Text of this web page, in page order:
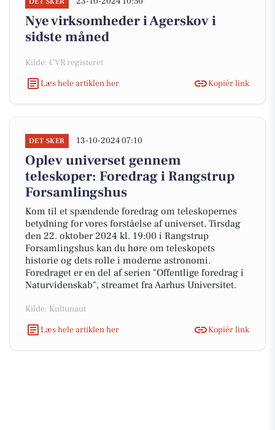
Nye virksomheder i Agerskov i
sidste måned
Kilde: CVR registeret
Læs hele artiklen her
Kopiér link
DET SKER 13-10-2024 07:10
Oplev universet gennem
teleskoper: Foredrag i Rangstrup
Forsamlingshus
Kom til et spændende foredrag om teleskopernes
betydning for vores forståelse af universet. Tirsdag
den 22. oktober 2024 kl. 19:00 i Rangstrup
Forsamlingshus kan du høre om teleskopets
historie og dets rolle i moderne astronomi.
Foredraget er en del af serien "Offentlige foredrag i
Naturvidenskab", streamet fra Aarhus Universitet.
Kilde: Kultunaut
Læs hele artiklen her
Kopiér link